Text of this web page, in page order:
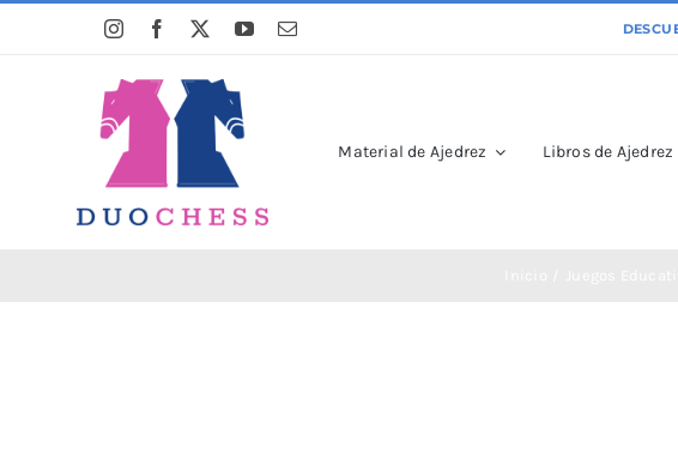
Material de Ajedrez Libros de Ajedrez